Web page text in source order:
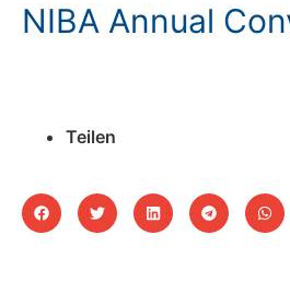
NIBA Annual
Teilen